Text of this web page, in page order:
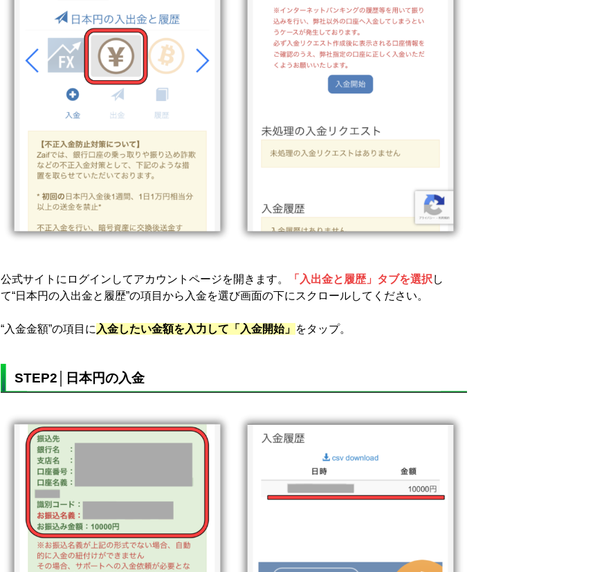
公式サイトにログインしてアカウントページを開きます。 「入出金と履歴」タブを選択 し
て“日本円の入出金と履歴”の項目から入金を選び画面の下にスクロールしてください。
“入金金額”の項目に 入金したい金額を入力して「入金開始」 をタップ。
STEP2│日本円の入金